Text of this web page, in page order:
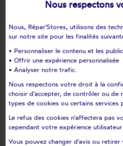
Meloisey
Merceuil
Meulson
Meursault
Minot
Missery
Molesme
Moloy
Montagny-lès-beaune
Nous respectons
Nous, Répar'Stores, utilisons des
sur notre site pour les finalités
• Personnaliser le contenu et les
• Offrir une expérience personnalisée
• Analyser notre trafic.
Nous respectons votre droit à la
choisir d'accepter, de contrôler ou de
types de cookies ou certains services
Le refus des cookies n'affectera pas
cependant votre expérience
Vous pouvez changer d'avis ou